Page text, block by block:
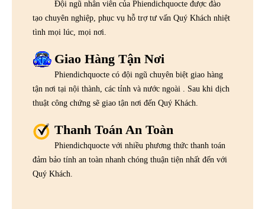
Đội ngũ nhân viên của Phiendichquocte được đào
tạo chuyên nghiệp, phục vụ hỗ trợ tư vấn Quý Khách nhiệt
tình mọi lúc, mọi nơi.
Giao Hàng Tận Nơi
Phiendichquocte có đội ngũ chuyên biệt giao hàng
tận nơi tại nội thành, các tỉnh và nước ngoài . Sau khi dịch
thuật công chứng sẽ giao tận nơi đến Quý Khách.
Thanh Toán An Toàn
Phiendichquocte với nhiều phương thức thanh toán
đảm bảo tính an toàn nhanh chóng thuận tiện nhất đến với
Quý Khách.